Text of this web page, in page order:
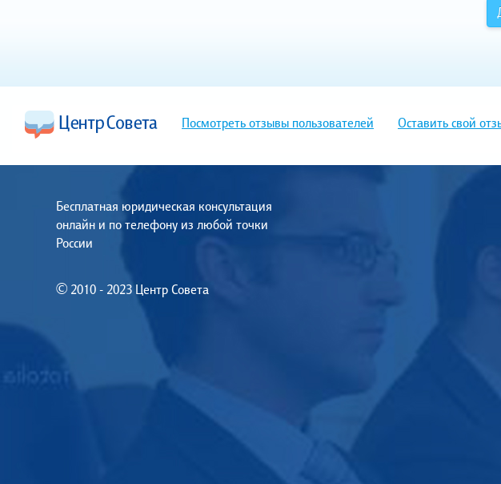
Посмотреть отзывы пользователей Оставить свой
Бесплатная юридическая консультация
онлайн и по телефону из любой точки
России
© 2010 - 2023 Центр Совета